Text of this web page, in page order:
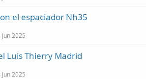
el espaciador Nh35
Jun 2025
Luis Thierry Madrid
Jun 2025